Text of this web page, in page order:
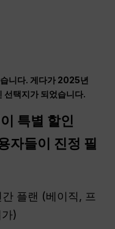
니다. 게다가 2025년
선택지가 되었습니다.
특별 할인
자들이 진정 필
간 플랜 (베이직, 프
)